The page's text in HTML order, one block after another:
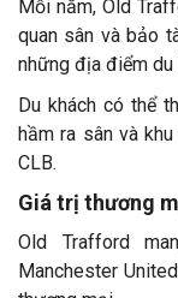
Mỗi năm, Old
quan sân và bảo
những địa điểm du
Du khách có thể
hầm ra sân và
CLB.
Giá trị thương
Old Trafford
Manchester